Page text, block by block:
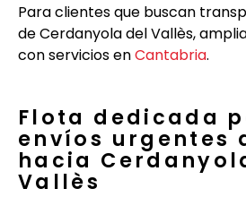
Para clientes que buscan
de Cerdanyola del Vallès,
con servicios enCantabria.
Flota dedicada
envíos urgentes
hacia
Vallès